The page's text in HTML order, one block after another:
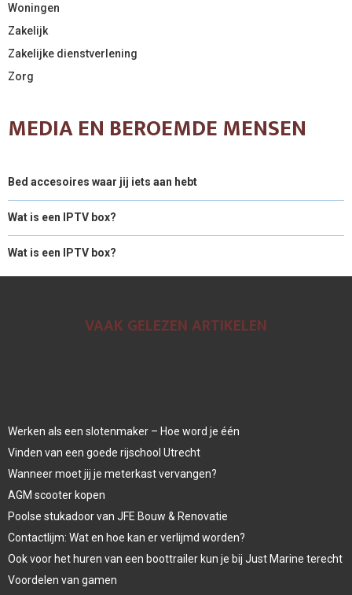
Woningen
Zakelijk
Zakelijke dienstverlening
Zorg
MEDIA EN BEROEMDE MENSEN
Bed accesoires waar jij iets aan hebt
Wat is een IPTV box?
Wat is een IPTV box?
VAAK GELEZEN ARTIKELEN
Werken als een slotenmaker – Hoe word je één
Vinden van een goede rijschool Utrecht
Wanneer moet jij je meterkast vervangen?
AGM scooter kopen
Poolse stukadoor van JFE Bouw & Renovatie
Contactlijm: Wat en hoe kan er verlijmd worden?
Ook voor het huren van een boottrailer kun je bij Just Marine terecht
Voordelen van gamen